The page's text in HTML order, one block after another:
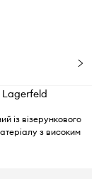
Lagerfeld
із візерункового
з високим